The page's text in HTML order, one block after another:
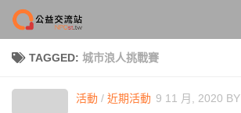
Skip to content
TAGGED: 城市浪人挑戰賽
活動 / 近期活動 9 11 月, 2020 BY